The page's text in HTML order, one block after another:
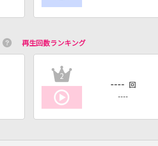
再生回数ランキング
2
---- 回
----